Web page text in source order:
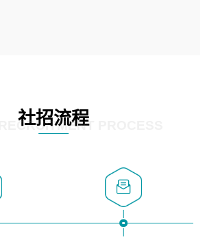
法和流程。Jenkins工具使用；
优化，如mysql、nginx等；
社招流程 PROCESS